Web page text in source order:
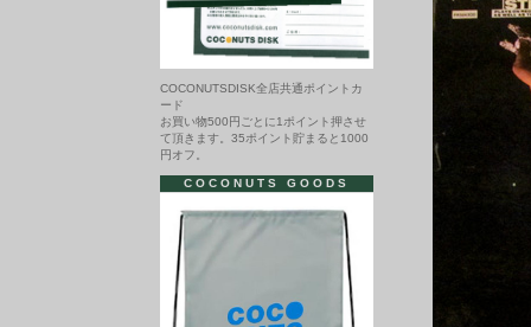
COCONUTSDISK全店共通ポイントカ
ード
お買い物500円ごとに1ポイント押させ
て頂きます。35ポイント貯まると1000
円オフ。
COCONUTS GOODS